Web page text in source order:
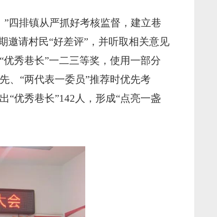
四排镇从严抓好考核监督，建立巷
邀请村民“好差评”，并听取相关意见
秀巷长”一二三等奖，使用一部分
、“两代表一委员”推荐时优先考
“优秀巷长”142人，形成“点亮一盏